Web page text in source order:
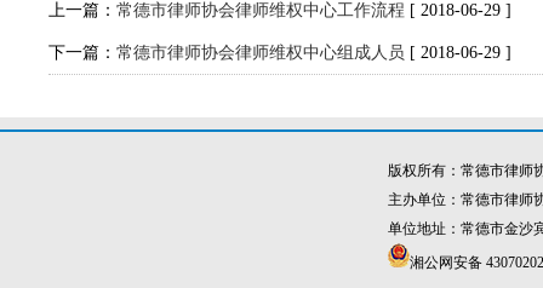
上一篇： 常德市律师协会律师维权中心工作流程 [ 2018-06-29 ]
下一篇： 常德市律师协会律师维权中心组成人员 [ 2018-06-29 ]
版权所有：常德市律
主办单位：常德市律
单位地址：常德市金沙
湘公网安备